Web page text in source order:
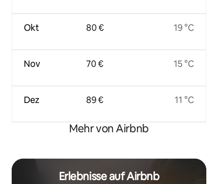
Okt
Nov
Dez
80 €
70 €
89 €
19 °C
15 °C
11 °C
Mehr von Airbnb
Erlebnisse auf Airbnb